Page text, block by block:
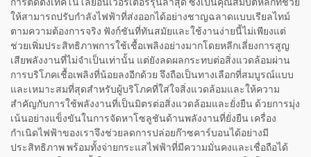
การติดตั้งเทคโนโลยีอินเวอร์เตอร์รุ่นล่าสุด ซึ่งเป็นคุณสมบัติหลักที่ช่วย
ให้สามารถปรับกำลังไฟฟ้าที่ส่งออกได้อย่างชาญฉลาดแบบเรียลไทม์
ตามความต้องการจริง ฟังก์ชันที่ทันสมัยและใช้งานง่ายนี้ไม่เพียงแต่
ช่วยเพิ่มประสิทธิภาพการใช้เชื้อเพลิงอย่างมากโดยหลีกเลี่ยงการสูญ
เสียพลังงานที่ไม่จำเป็นเท่านั้น แต่ยังลดผลกระทบต่อสิ่งแวดล้อมผ่าน
การบริโภคเชื้อเพลิงที่น้อยลงอีกด้วย จึงถือเป็นทางเลือกที่สมบูรณ์แบบ
และเหมาะสมที่สุดสำหรับผู้บริโภคที่ใส่ใจสิ่งแวดล้อมและให้ความ
สำคัญกับการใช้พลังงานที่เป็นมิตรต่อสิ่งแวดล้อมและยั่งยืน ด้วยการมุ่ง
เน้นอย่างแข็งขันในการจัดหาโซลูชันด้านพลังงานที่ยั่งยืน เครื่อง
กำเนิดไฟฟ้าของเราจึงช่วยลดการปล่อยก๊าซคาร์บอนได้อย่างมี
ประสิทธิภาพ พร้อมทั้งจ่ายกระแสไฟฟ้าที่มีความมั่นคงและเชื่อถือได้